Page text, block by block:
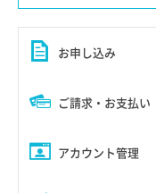
お申し込み
ご請求・お支払い
アカウント管理